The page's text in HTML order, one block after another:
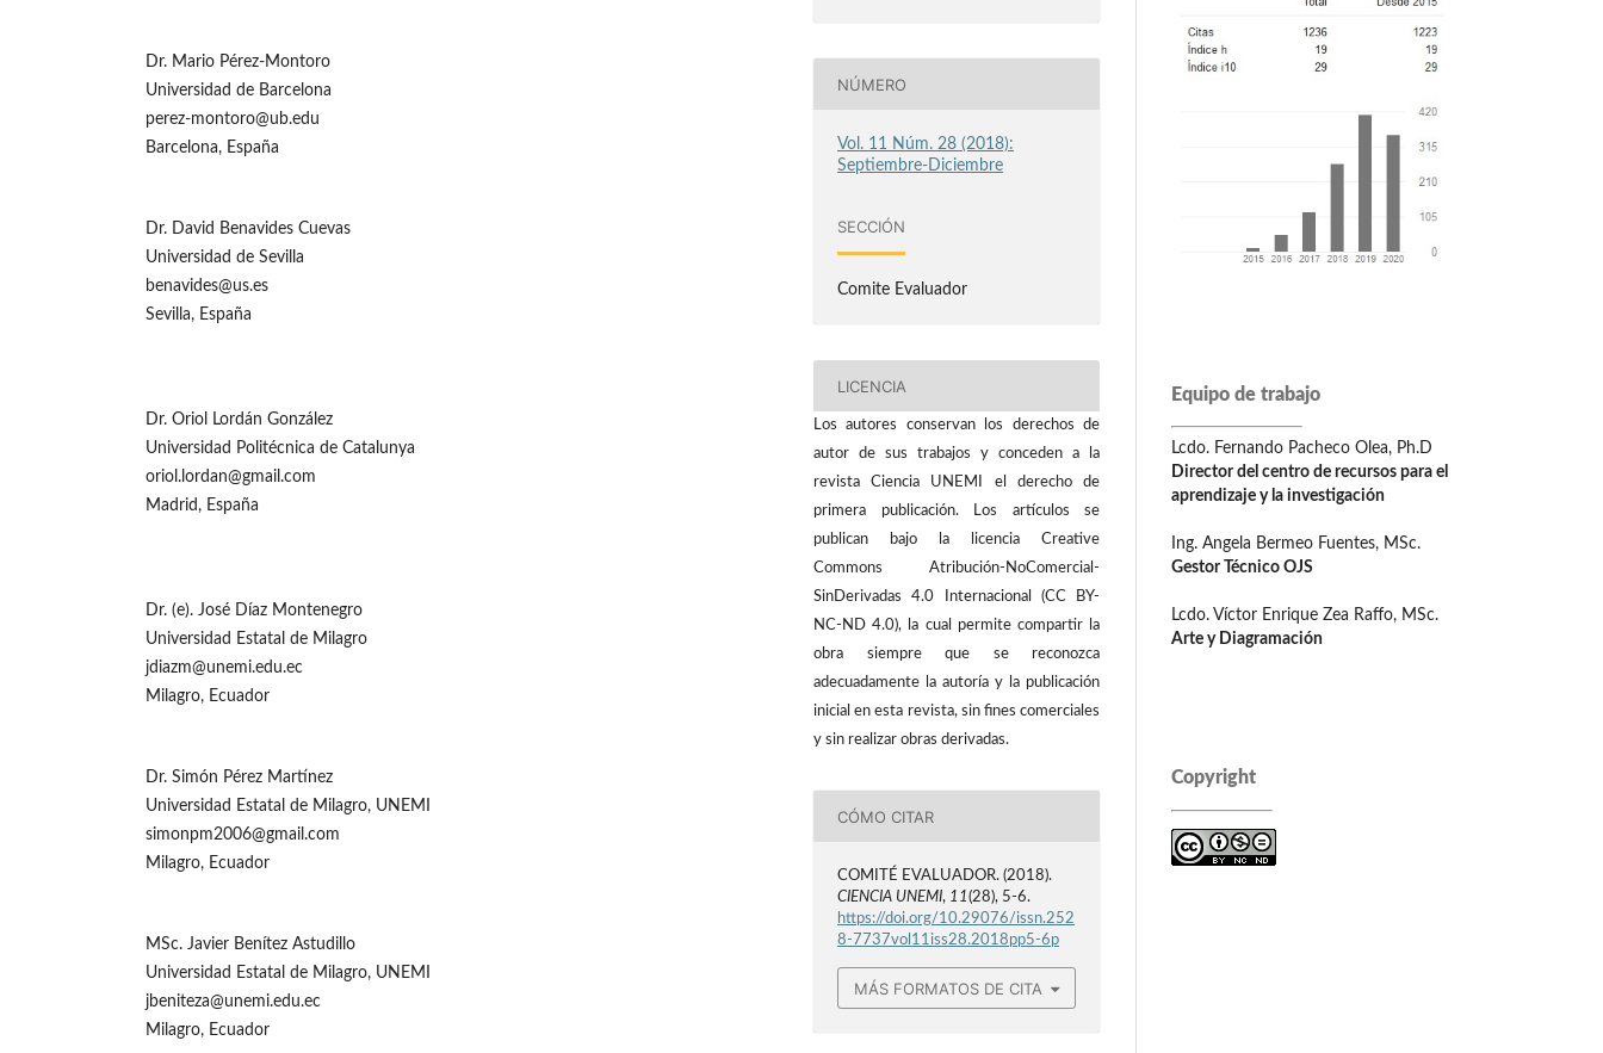
Dr. Mario Pérez-Montoro
Universidad de Barcelona
perez-montoro@ub.edu
Barcelona, España
Dr. David Benavides Cuevas
Universidad de Sevilla
benavides@us.es
Sevilla, España
Dr. Oriol Lordán González
Universidad Politécnica de Catalunya
oriol.lordan@gmail.com
Madrid, España
Dr. (e). José Díaz Montenegro
Universidad Estatal de Milagro
jdiazm@unemi.edu.ec
Milagro, Ecuador
Dr. Simón Pérez Martínez
Universidad Estatal de Milagro, UNEMI
simonpm2006@gmail.com
Milagro, Ecuador
MSc. Javier Benítez Astudillo
Universidad Estatal de Milagro, UNEMI
jbeniteza@unemi.edu.ec
Milagro, Ecuador
NÚMERO
Vol. 11 Núm. 28 (2018):
Septiembre-Diciembre
SECCIÓN
Comite Evaluador
LICENCIA
Los autores conservan los derechos de
autor de sus trabajos y conceden a la
revista Ciencia UNEMI el derecho de
primera publicación. Los artículos se
publican bajo la licencia Creative
Commons Atribución-NoComercial-
SinDerivadas 4.0 Internacional (CC BY-
NC-ND 4.0), la cual permite compartir la
obra siempre que se reconozca
adecuadamente la autoría y la publicación
inicial en esta revista, sin fines comerciales
y sin realizar obras derivadas.
CÓMO CITAR
COMITÉ EVALUADOR. (2018).
CIENCIA UNEMI, 11(28), 5-6.
https://doi.org/10.29076/issn.252
8-7737vol11iss28.2018pp5-6p
MÁS FORMATOS DE CITA
Equipo de trabajo
Lcdo. Fernando Pacheco Olea, Ph.D
Director del centro de recursos para el
aprendizaje y la investigación
Ing. Angela Bermeo Fuentes, MSc.
Gestor Técnico OJS
Lcdo. Víctor Enrique Zea Raffo, MSc.
Arte y Diagramación
Copyright